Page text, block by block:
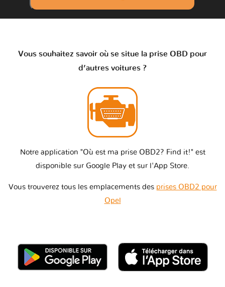
Vous souhaitez savoir où se situe la prise OBD pour
d’autres voitures ?
Notre application "Où est ma prise OBD2? Find it!" est
disponible sur Google Play et sur l'App Store.
Vous trouverez tous les emplacements des prises OBD2 pour
Opel